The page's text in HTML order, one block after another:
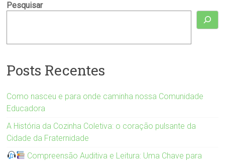
Pesquisar
Posts Recentes
Como nasceu e para onde caminha nossa Comunidade
Educadora
A História da Cozinha Coletiva: o coração pulsante da
Cidade da Fraternidade
Compreensão Auditiva e Leitura: Uma Chave para